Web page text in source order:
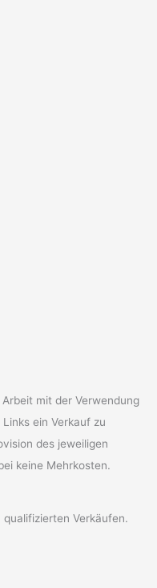
mit der Verwendung
ein Verkauf zu
des jeweiligen
keine Mehrkosten.
Verkäufen.